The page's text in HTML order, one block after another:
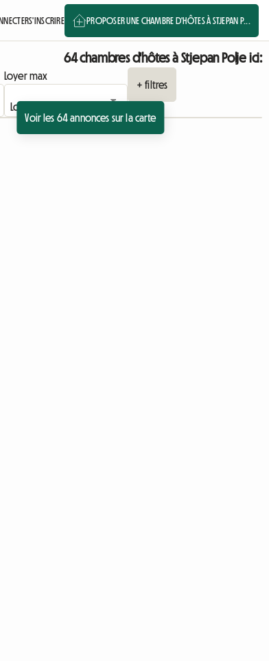
S'INSCRIRE PROPOSER UNE CHAMBRE D'HÔTES À STJEPAN P...
64 chambres d'hôtes à Stjepan Polje ici:
Loyer max
+ filtres
Voir les 64 annonces sur la carte